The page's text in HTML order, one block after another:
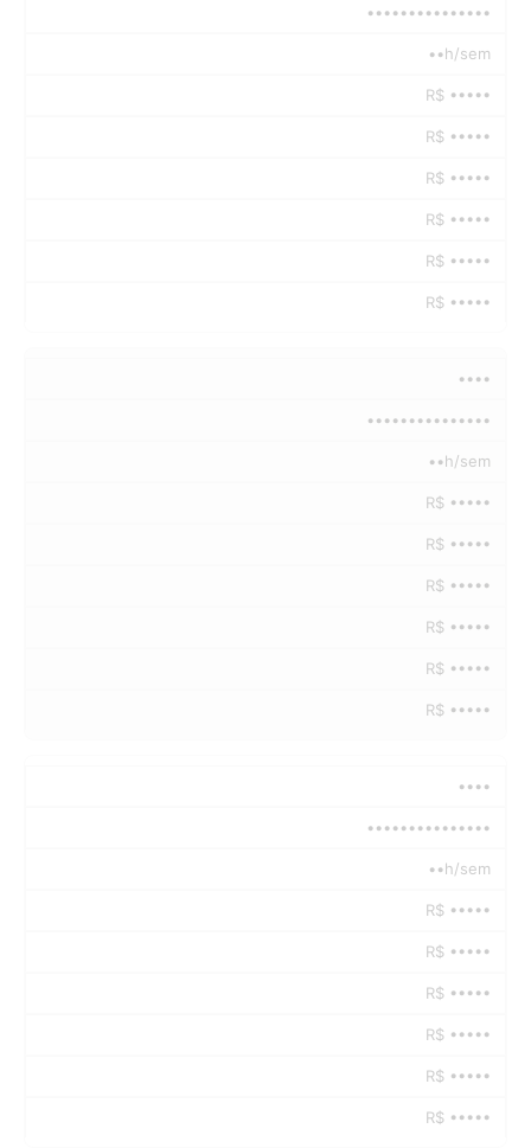
•••••••••••••••
••h/sem
R$ •••••
R$ •••••
R$ •••••
R$ •••••
R$ •••••
R$ •••••
••••
•••••••••••••••
••h/sem
R$ •••••
R$ •••••
R$ •••••
R$ •••••
R$ •••••
R$ •••••
••••
•••••••••••••••
••h/sem
R$ •••••
R$ •••••
R$ •••••
R$ •••••
R$ •••••
R$ •••••